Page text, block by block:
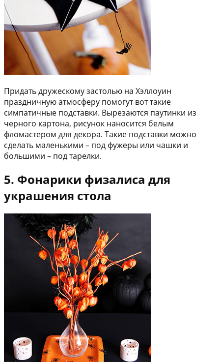
Придать дружескому застолью на Хэллоуин
праздничную атмосферу помогут вот такие
симпатичные подставки. Вырезаются паутинки из
черного картона, рисунок наносится белым
фломастером для декора. Такие подставки можно
сделать маленькими – под фужеры или чашки и
большими – под тарелки.
5. Фонарики физалиса для
украшения стола